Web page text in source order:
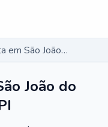
Infectologista em São João do Arraial - PI
João do